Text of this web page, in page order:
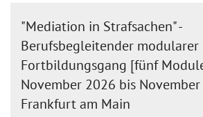
"Mediation in Strafsachen" -
Berufsbegleitender modularer
Fortbildungsgang [fünf
November 2026 bis
Frankfurt am Main